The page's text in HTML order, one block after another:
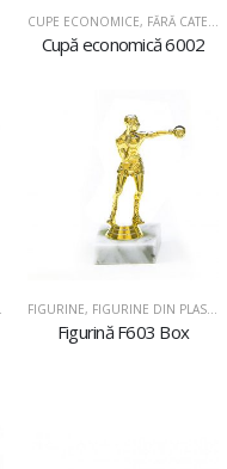
CUPE ECONOMICE, FĂRĂ CATEGORIE
Cupă economică 6002
FIGURINE, FIGURINE DIN PLASTIC
Figurină F603 Box